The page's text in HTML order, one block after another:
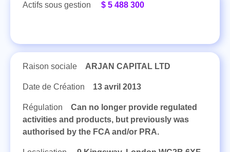
Actifs sous gestion $ 5 488 300
Raison sociale ARJAN CAPITAL LTD
Date de Création 13 avril 2013
Régulation
Can no longer provide regulated
activities and products, but previously was
authorised by the FCA and/or PRA.